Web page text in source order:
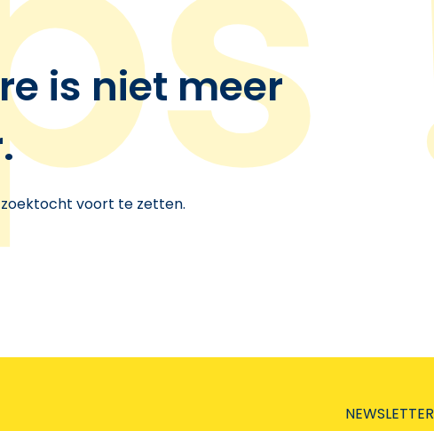
is niet meer
voort te zetten.
NEWSLETTER